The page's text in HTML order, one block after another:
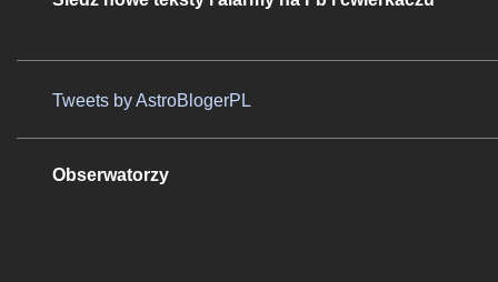
Tweets by AstroBlogerPL
Obserwatorzy